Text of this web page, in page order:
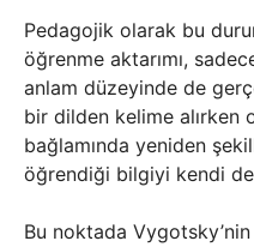
Pedagojik olarak bu
öğrenme aktarımı,
anlam düzeyinde de
bir dilden kelime alırken
bağlamında yeniden
öğrendiği bilgiyi kendi
Bu noktada